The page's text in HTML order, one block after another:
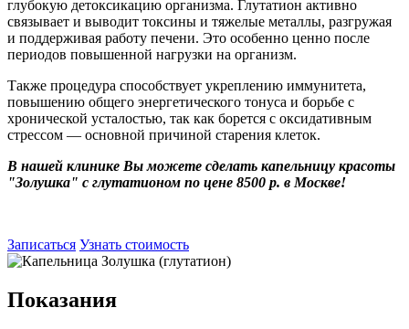
глубокую детоксикацию организма. Глутатион активно
связывает и выводит токсины и тяжелые металлы, разгружая
и поддерживая работу печени. Это особенно ценно после
периодов повышенной нагрузки на организм.
Также процедура способствует укреплению иммунитета,
повышению общего энергетического тонуса и борьбе с
хронической усталостью, так как борется с оксидативным
стрессом — основной причиной старения клеток.
В нашей клинике Вы можете сделать капельницу красоты
"Золушка" с глутатионом по цене 8500 р. в Москве!
Записаться Узнать стоимость
Показания